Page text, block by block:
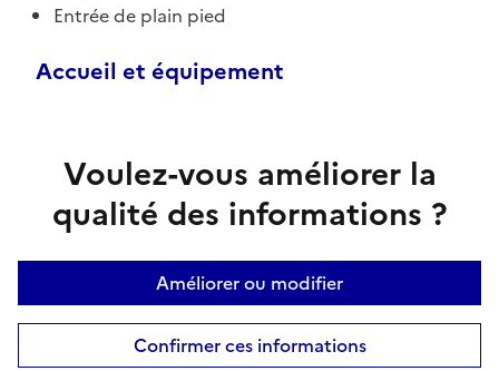
Entrée de plain pied
Accueil et équipement
Voulez-vous améliorer la
qualité des informations ?
Améliorer ou modifier
Confirmer ces informations